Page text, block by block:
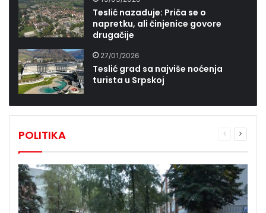
Teslić nazaduje: Priča se o
napretku, ali činjenice govore
drugačije
27/01/2026
Teslić grad sa najviše noćenja
turista u Srpskoj
POLITIKA
Prethodna